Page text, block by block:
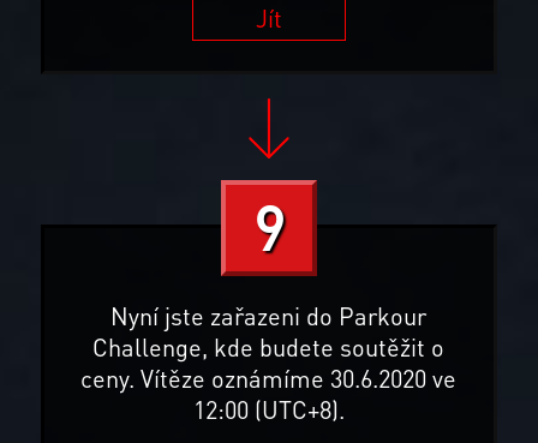
Jít
9
Nyní jste zařazeni do Parkour
Challenge, kde budete soutěžit o
ceny. Vítěze oznámíme 30.6.2020 ve
12:00 (UTC+8).